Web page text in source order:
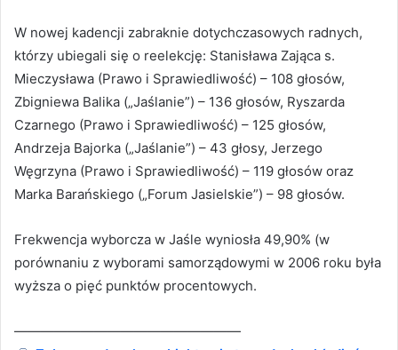
W nowej kadencji zabraknie dotychczasowych radnych,
którzy ubiegali się o reelekcję: Stanisława Zająca s.
Mieczysława (Prawo i Sprawiedliwość) – 108 głosów,
Zbigniewa Balika („Jaślanie”) – 136 głosów, Ryszarda
Czarnego (Prawo i Sprawiedliwość) – 125 głosów,
Andrzeja Bajorka („Jaślanie”) – 43 głosy, Jerzego
Węgrzyna (Prawo i Sprawiedliwość) – 119 głosów oraz
Marka Barańskiego („Forum Jasielskie”) – 98 głosów.
Frekwencja wyborcza w Jaśle wyniosła 49,90% (w
porównaniu z wyborami samorządowymi w 2006 roku była
wyższa o pięć punktów procentowych.
—————————————————